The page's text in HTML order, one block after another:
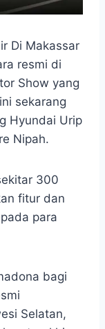
Di Makassar
resmi di
Show yang
sekarang
Hyundai Urip
Nipah.
300
fitur dan
para
bagi
Selatan,